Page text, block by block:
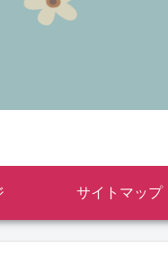
サイトマップ